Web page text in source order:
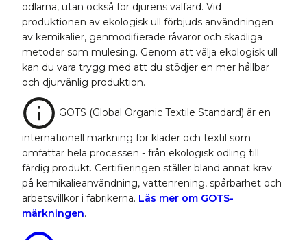
odlarna, utan också för djurens välfärd. Vid
produktionen av ekologisk ull förbjuds användningen
av kemikalier, genmodifierade råvaror och skadliga
metoder som mulesing. Genom att välja ekologisk ull
kan du vara trygg med att du stödjer en mer hållbar
och djurvänlig produktion.
GOTS (Global Organic Textile Standard) är en
internationell märkning för kläder och textil som
omfattar hela processen - från ekologisk odling till
färdig produkt. Certifieringen ställer bland annat krav
på kemikalieanvändning, vattenrening, spårbarhet och
arbetsvillkor i fabrikerna. Läs mer om GOTS-
märkningen.